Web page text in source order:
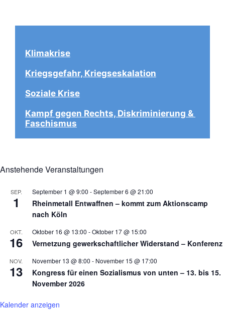
Klimakrise
Kriegsgefahr, Kriegseskalation
Soziale Krise
Kampf gegen Rechts, Diskriminierung &
Faschismus
Anstehende Veranstaltungen
SEP.
1
September 1 @ 9:00 -September 6 @ 21:00
Rheinmetall Entwaffnen – kommt zum Aktionscamp
nach Köln
OKT.
16
Oktober 16 @ 13:00 -Oktober 17 @ 15:00
Vernetzung gewerkschaftlicher Widerstand – Konferenz
NOV.
13
November 13 @ 8:00 - November 15 @ 17:00
Kongress für einen Sozialismus von unten – 13. bis 15.
November 2026
Kalender anzeigen